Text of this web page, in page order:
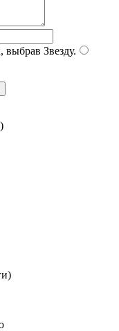
выбрав Звезду.